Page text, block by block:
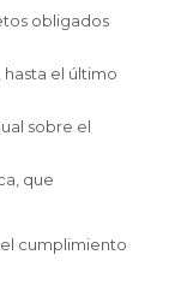
obligados
el último
sobre el
que
cumplimiento